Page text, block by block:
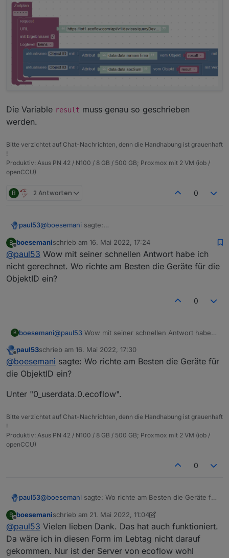
{"code":0,"message":"success","data":
{"sn":"xxxxxxxxxxxxx","data":
{"remainTime":188,"socSum":87}}}
Hat das jemand schon einmal versucht?
Die Variable result muss genau so geschrieben
werden.
Bitte verzichtet auf Chat-Nachrichten, denn die Handhabung ist grauenhaft
!
Produktiv: Asus PN 42 / N100 / 8 GB / 500 GB; Proxmox mit 2 VM (iob /
openCCU)
B 2 Antworten 0
paul53@boesemani sagte:
{"sn":"xxxxxxxxxxxxx","data":
{"remainTime":188,"socSum":87}}}
Blockly:
Die Variableresultmuss genau so geschrieben
werden.
B
Offline
boesemanischrieb am 16. Mai 2022, 17:24
zuletzt editiert von
@paul53 Wow mit seiner schnellen Antwort habe ich
nicht gerechnet. Wo richte am Besten die Geräte für die
ObjektID ein?
0
B boesemani@paul53
Geräte für die ObjektID ein?
Offline
paul53schrieb am 16. Mai 2022, 17:30
zuletzt editiert von
@boesemani sagte: Wo richte am Besten die Geräte für
die ObjektID ein?
Unter "0_userdata.0.ecoflow".
Bitte verzichtet auf Chat-Nachrichten, denn die Handhabung ist grauenhaft
!
Produktiv: Asus PN 42 / N100 / 8 GB / 500 GB; Proxmox mit 2 VM (iob /
openCCU)
0
paul53@boesemani sagte: Wo richte am Besten die Geräte für
Unter "0_userdata.0.ecoflow".
B
Offline
boesemanischrieb am 21. Mai 2022, 11:04
zuletzt editiert von boesemani
@paul53 Vielen lieben Dank. Das hat auch funktioniert.
Da wäre ich in diesen Form im Lebtag nicht darauf
gekommen. Nur ist der Server von ecoflow wohl